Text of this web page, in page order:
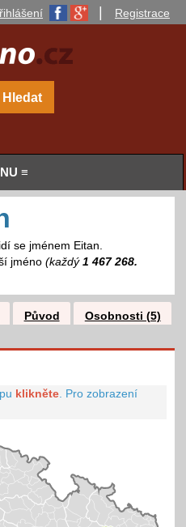
Registrace
≡
se jménem Eitan.
jméno (každý 1 467 268.
Původ
Osobnosti (5)
klikněte Pro zobrazení